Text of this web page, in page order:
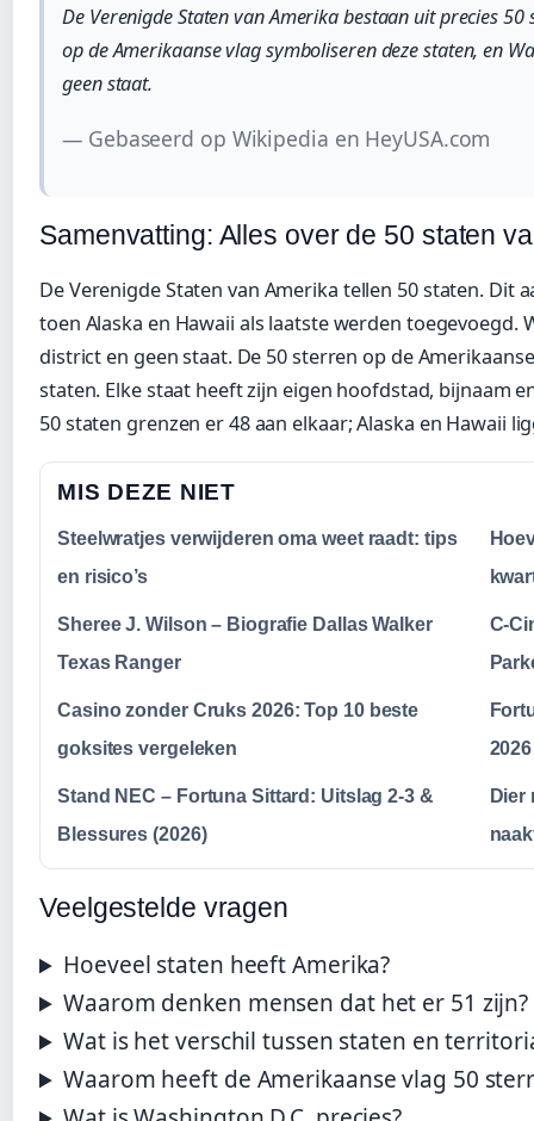
De Verenigde Staten van Amerika bestaan uit precies
op de Amerikaanse vlag symboliseren deze staten, en
geen staat.
— Gebaseerd op Wikipedia en HeyUSA.com
Samenvatting: Alles over de 50 staten
De Verenigde Staten van Amerika tellen 50 staten. Dit
toen Alaska en Hawaii als laatste werden toegevoegd.
district en geen staat. De 50 sterren op de
staten. Elke staat heeft zijn eigen hoofdstad, bijnaam
50 staten grenzen er 48 aan elkaar; Alaska en Hawaii
MIS DEZE NIET
Steelwratjes verwijderen oma weet raadt: tips
en risico’s
Sheree J. Wilson – Biografie Dallas Walker
Texas Ranger
C-
Casino zonder Cruks 2026: Top 10 beste
goksites vergeleken
Stand NEC – Fortuna Sittard: Uitslag 2-3 &
Blessures (2026)
Dier
Veelgestelde vragen
Hoeveel staten heeft Amerika?
Waarom denken mensen dat het er 51 zijn?
Wat is het verschil tussen staten en
Waarom heeft de Amerikaanse vlag 50